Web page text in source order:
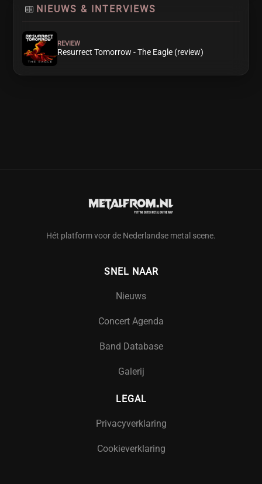
NIEUWS & INTERVIEWS
REVIEW
Resurrect Tomorrow - The Eagle (review)
Hét platform voor de Nederlandse metal scene.
SNEL NAAR
Nieuws
Concert Agenda
Band Database
Galerij
LEGAL
Privacyverklaring
Cookieverklaring